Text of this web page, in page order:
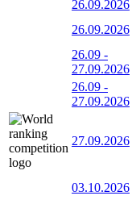
26.09.2026
26.09.2026
26.09 -
27.09.2026
26.09 -
27.09.2026
27.09.2026
03.10.2026